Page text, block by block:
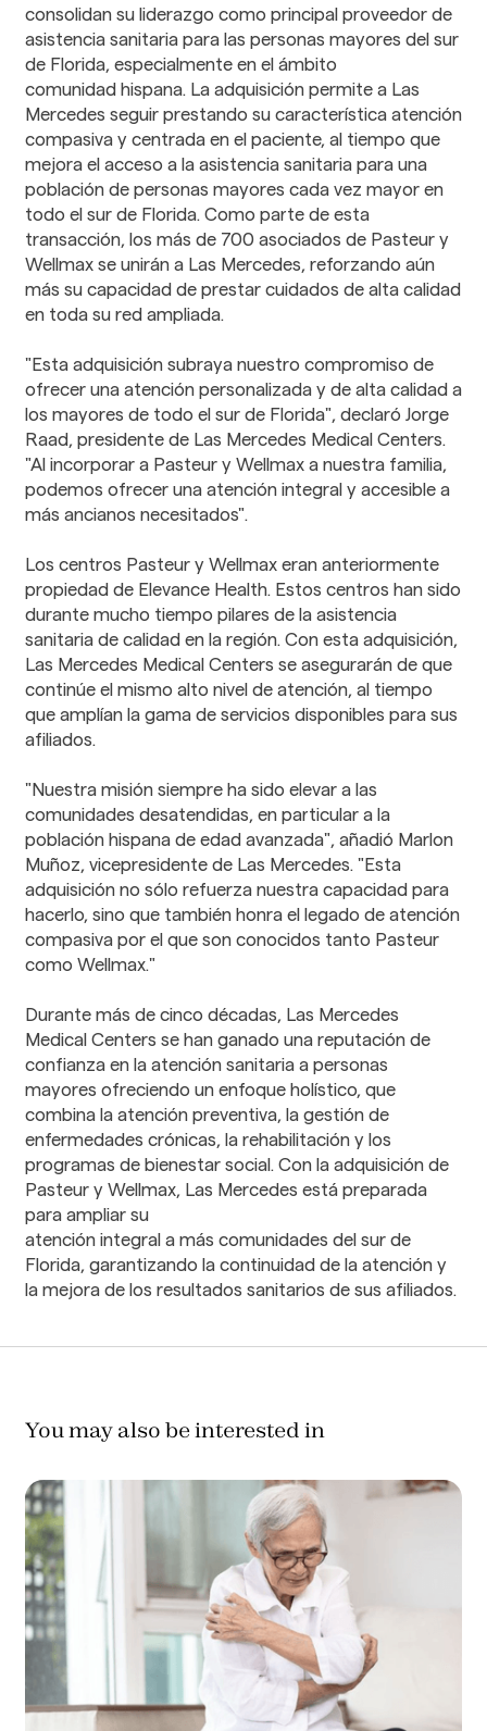
consolidan su liderazgo como principal proveedor de
asistencia sanitaria para las personas mayores del sur
de Florida, especialmente en el ámbito
comunidad hispana. La adquisición permite a Las
Mercedes seguir prestando su característica atención
compasiva y centrada en el paciente, al tiempo que
mejora el acceso a la asistencia sanitaria para una
población de personas mayores cada vez mayor en
todo el sur de Florida. Como parte de esta
transacción, los más de 700 asociados de Pasteur y
Wellmax se unirán a Las Mercedes, reforzando aún
más su capacidad de prestar cuidados de alta calidad
en toda su red ampliada.
"Esta adquisición subraya nuestro compromiso de
ofrecer una atención personalizada y de alta calidad a
los mayores de todo el sur de Florida", declaró Jorge
Raad, presidente de Las Mercedes Medical Centers.
"Al incorporar a Pasteur y Wellmax a nuestra familia,
podemos ofrecer una atención integral y accesible a
más ancianos necesitados".
Los centros Pasteur y Wellmax eran anteriormente
propiedad de Elevance Health. Estos centros han sido
durante mucho tiempo pilares de la asistencia
sanitaria de calidad en la región. Con esta adquisición,
Las Mercedes Medical Centers se asegurarán de que
continúe el mismo alto nivel de atención, al tiempo
que amplían la gama de servicios disponibles para sus
afiliados.
"Nuestra misión siempre ha sido elevar a las
comunidades desatendidas, en particular a la
población hispana de edad avanzada", añadió Marlon
Muñoz, vicepresidente de Las Mercedes. "Esta
adquisición no sólo refuerza nuestra capacidad para
hacerlo, sino que también honra el legado de atención
compasiva por el que son conocidos tanto Pasteur
como Wellmax."
Durante más de cinco décadas, Las Mercedes
Medical Centers se han ganado una reputación de
confianza en la atención sanitaria a personas
mayores ofreciendo un enfoque holístico, que
combina la atención preventiva, la gestión de
enfermedades crónicas, la rehabilitación y los
programas de bienestar social. Con la adquisición de
Pasteur y Wellmax, Las Mercedes está preparada
para ampliar su
atención integral a más comunidades del sur de
Florida, garantizando la continuidad de la atención y
la mejora de los resultados sanitarios de sus afiliados.
You may also be interested in